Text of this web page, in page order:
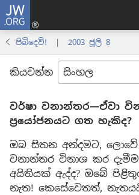
JW.ORG
පිබිදෙව්! | 2003 ජූලි 8
කියවන්න
වර්ෂා වනාන්තර—ඒවා
ප්‍රයෝජනයට ගත හැකිද?
ඔබ සිතන අන්දමට,
වනාන්තර විනාශ කර
අයිතියක් ඇද්ද? ඔබේ
නැත! කෙසේවෙතත්,